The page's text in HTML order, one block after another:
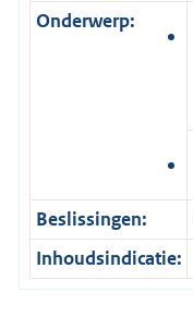
Onderwerp:
Beslissingen:
Inhoudsindicatie: